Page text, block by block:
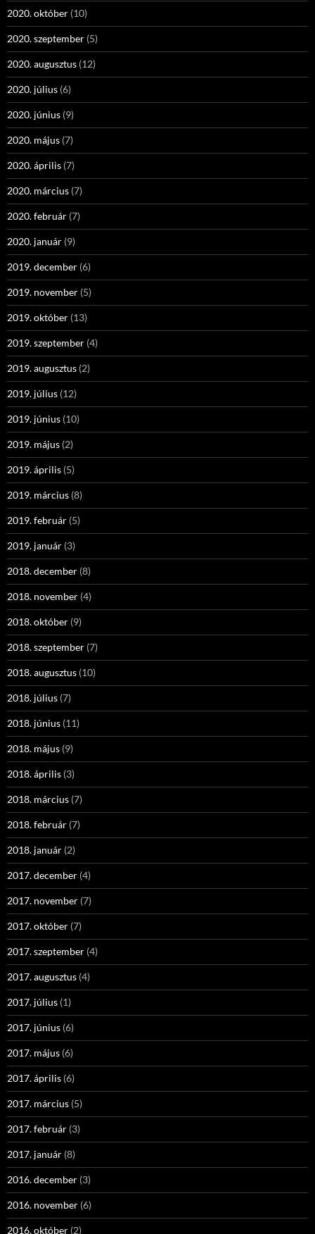
2020. október (10)
2020. szeptember (5)
2020. augusztus (12)
2020. július (6)
2020. június (9)
2020. május (7)
2020. április (7)
2020. március (7)
2020. február (7)
2020. január (9)
2019. december (6)
2019. november (5)
2019. október (13)
2019. szeptember (4)
2019. augusztus (2)
2019. július (12)
2019. június (10)
2019. május (2)
2019. április (5)
2019. március (8)
2019. február (5)
2019. január (3)
2018. december (8)
2018. november (4)
2018. október (9)
2018. szeptember (7)
2018. augusztus (10)
2018. július (7)
2018. június (11)
2018. május (9)
2018. április (3)
2018. március (7)
2018. február (7)
2018. január (2)
2017. december (4)
2017. november (7)
2017. október (7)
2017. szeptember (4)
2017. augusztus (4)
2017. július (1)
2017. június (6)
2017. május (6)
2017. április (6)
2017. március (5)
2017. február (3)
2017. január (8)
2016. december (3)
2016. november (6)
2016. október (2)